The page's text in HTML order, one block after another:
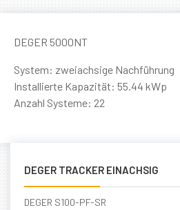
DEGER 5000NT
System: zweiachsige Nachführung
Installierte Kapazität: 55.44 kWp
Anzahl Systeme: 22
DEGER TRACKER EINACHSIG
DEGER S100-PF-SR